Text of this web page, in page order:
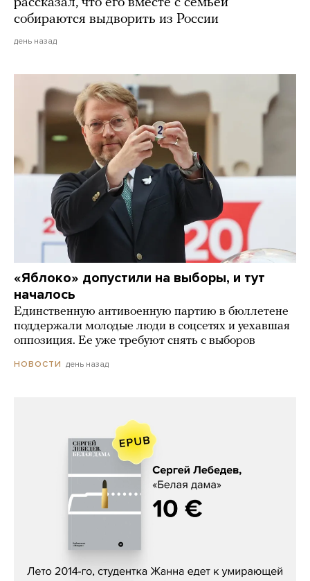
собираются выдворить из России
день назад
«Яблоко» допустили на выборы, и тут
началось
Единственную антивоенную партию в бюллетене
поддержали молодые люди в соцсетях и уехавшая
оппозиция. Ее уже требуют снять с выборов
НОВОСТИ день назад
Сергей Лебедев, «Белая дама»